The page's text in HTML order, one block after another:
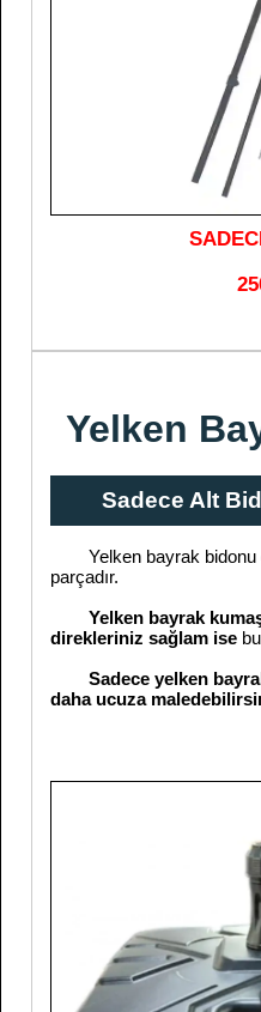
Yelken
Sadece Alt
Yelken bayrak bidonu
parçadır.
Yelken bayrak
direkleriniz sağlam ise
Sadece yelken
daha ucuza